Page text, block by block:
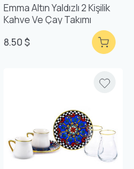
Emma Altın Yaldızlı 2 Kişilik
Kahve Ve Çay Takımı
8.50 $